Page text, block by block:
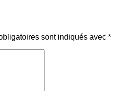
sont indiqués avec *